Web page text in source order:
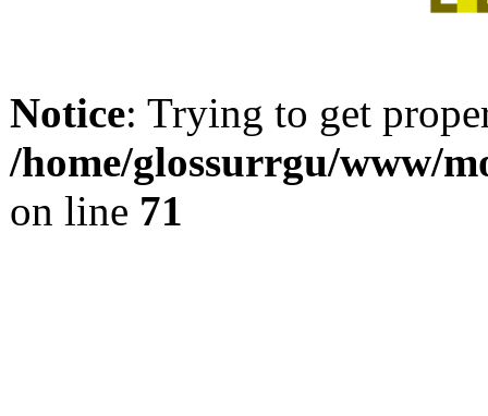
Notice: Trying to get
/home/glossurrgu/www/
on line 71